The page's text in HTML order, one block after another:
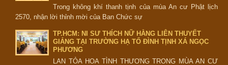
Trong không khí thanh tịnh của mùa An cư Phật lịch
2570, nhận lời thỉnh mời của Ban Chức sự
TP.HCM: NI SƯ THÍCH NỮ HẰNG LIÊN THUYẾT
GIẢNG TẠI TRƯỜNG HẠ TỔ ĐÌNH TỊNH XÁ NGỌC
PHƯƠNG
LAN TỎA HOA TÌNH THƯƠNG TRONG MÙA AN CƯ